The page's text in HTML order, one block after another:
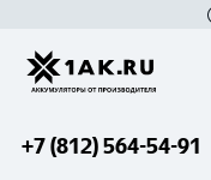
+7 (812) 564-54-91
Гатчина